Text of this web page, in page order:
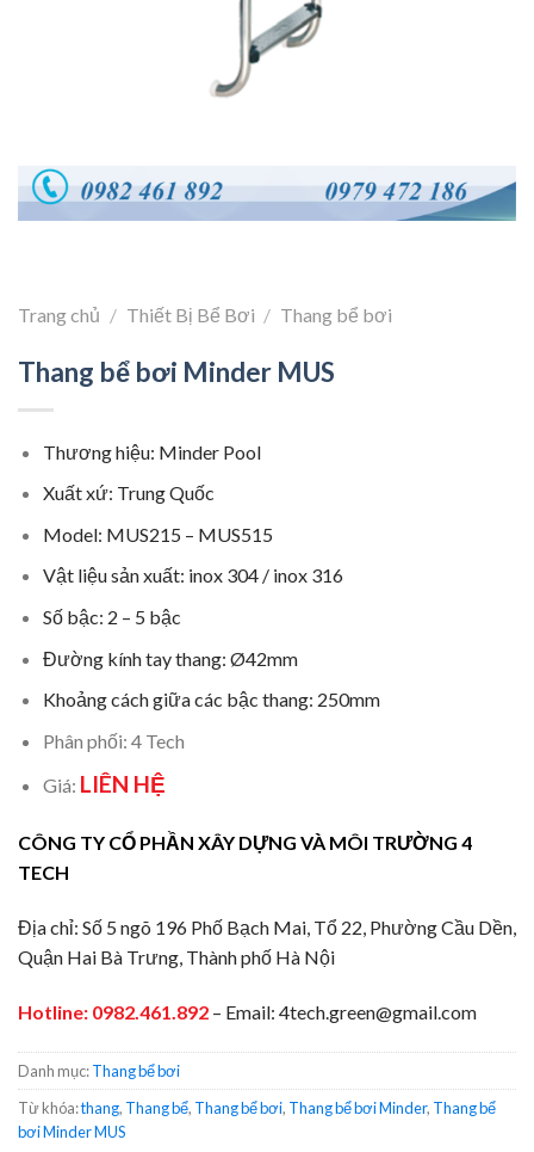
Trang chủ / Thiết Bị Bể Bơi / Thang bể bơi
Thang bể bơi Minder MUS
Thương hiệu: Minder Pool
Xuất xứ: Trung Quốc
Model: MUS215 – MUS515
Vật liệu sản xuất: inox 304 / inox 316
Số bậc: 2 – 5 bậc
Đường kính tay thang: Ø42mm
Khoảng cách giữa các bậc thang: 250mm
Phân phối: 4 Tech
Giá: LIÊN HỆ
CÔNG TY CỔ PHẦN XÂY DỰNG VÀ MÔI TRƯỜNG 4
TECH
Địa chỉ: Số 5 ngõ 196 Phố Bạch Mai, Tổ 22, Phường Cầu Dền,
Quận Hai Bà Trưng, Thành phố Hà Nội
Hotline: 0982.461.892 – Email: 4tech.green@gmail.com
Danh mục:Thang bể bơi
Từ khóa:thang, Thang bể, Thang bể bơi, Thang bể bơi Minder, Thang bể
bơi Minder MUS